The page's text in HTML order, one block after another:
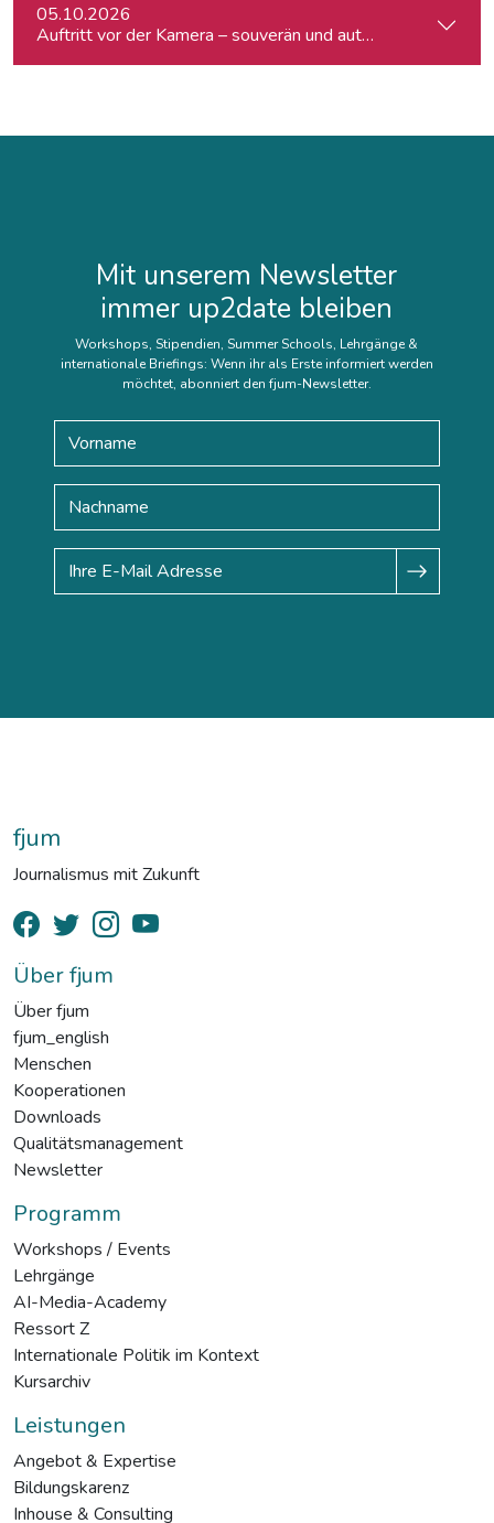
05.10.2026
Auftritt vor der Kamera – souverän und authentisch
Mit unserem Newsletter
immer up2date bleiben
Workshops, Stipendien, Summer Schools, Lehrgänge &
internationale Briefings: Wenn ihr als Erste informiert werden
möchtet, abonniert den fjum-Newsletter.
fjum
Journalismus mit Zukunft
Über fjum
Über fjum
fjum_english
Menschen
Kooperationen
Downloads
Qualitätsmanagement
Newsletter
Programm
Workshops / Events
Lehrgänge
AI-Media-Academy
Ressort Z
Internationale Politik im Kontext
Kursarchiv
Leistungen
Angebot & Expertise
Bildungskarenz
Inhouse & Consulting